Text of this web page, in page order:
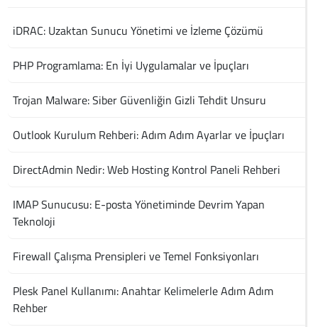
iDRAC: Uzaktan Sunucu Yönetimi ve İzleme Çözümü
PHP Programlama: En İyi Uygulamalar ve İpuçları
Trojan Malware: Siber Güvenliğin Gizli Tehdit Unsuru
Outlook Kurulum Rehberi: Adım Adım Ayarlar ve İpuçları
DirectAdmin Nedir: Web Hosting Kontrol Paneli Rehberi
IMAP Sunucusu: E-posta Yönetiminde Devrim Yapan
Teknoloji
Firewall Çalışma Prensipleri ve Temel Fonksiyonları
Plesk Panel Kullanımı: Anahtar Kelimelerle Adım Adım
Rehber